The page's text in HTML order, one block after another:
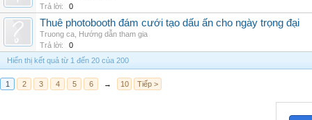
Trả lời:
0
Thuê photobooth đám cưới tạo dấu ấn cho ngày trọng đại
Truong ca Hướng dẫn tham gia
Trả lời:
0
Hiển thị kết quả từ 1 đến 20 của 200
1 2 3 4 5 6 → 10 Tiếp >